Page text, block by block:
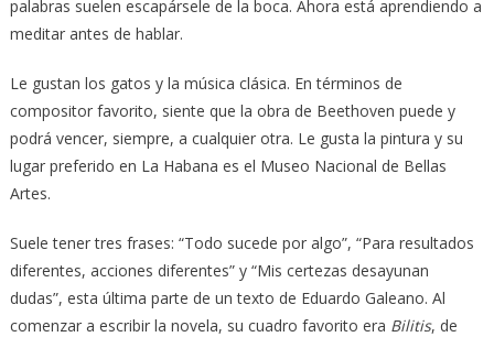
palabras suelen escapársele de la boca. Ahora está aprendiendo a
meditar antes de hablar.
Le gustan los gatos y la música clásica. En términos de
compositor favorito, siente que la obra de Beethoven puede y
podrá vencer, siempre, a cualquier otra. Le gusta la pintura y su
lugar preferido en La Habana es el Museo Nacional de Bellas
Artes.
Suele tener tres frases: “Todo sucede por algo”, “Para resultados
diferentes, acciones diferentes” y “Mis certezas desayunan
dudas”, esta última parte de un texto de Eduardo Galeano. Al
comenzar a escribir la novela, su cuadro favorito era Bilitis, de